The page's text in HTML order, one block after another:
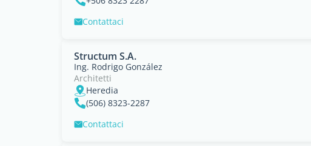
Contattaci
Structum S.A.
Ing. Rodrigo González
Architetti
Heredia
(506) 8323-2287
Contattaci